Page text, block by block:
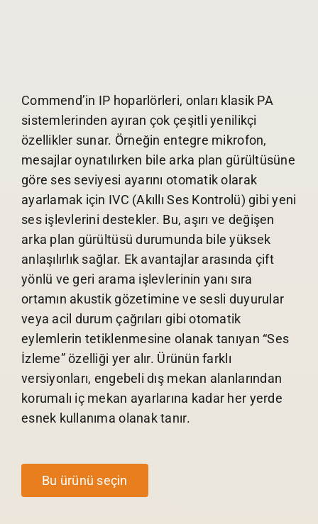
Commend’in IP hoparlörleri, onları klasik PA
sistemlerinden ayıran çok çeşitli yenilikçi
özellikler sunar. Örneğin entegre mikrofon,
mesajlar oynatılırken bile arka plan gürültüsüne
göre ses seviyesi ayarını otomatik olarak
ayarlamak için IVC (Akıllı Ses Kontrolü) gibi yeni
ses işlevlerini destekler. Bu, aşırı ve değişen
arka plan gürültüsü durumunda bile yüksek
anlaşılırlık sağlar. Ek avantajlar arasında çift
yönlü ve geri arama işlevlerinin yanı sıra
ortamın akustik gözetimine ve sesli duyurular
veya acil durum çağrıları gibi otomatik
eylemlerin tetiklenmesine olanak tanıyan “Ses
İzleme” özelliği yer alır. Ürünün farklı
versiyonları, engebeli dış mekan alanlarından
korumalı iç mekan ayarlarına kadar her yerde
esnek kullanıma olanak tanır.
Bu ürünü seçin